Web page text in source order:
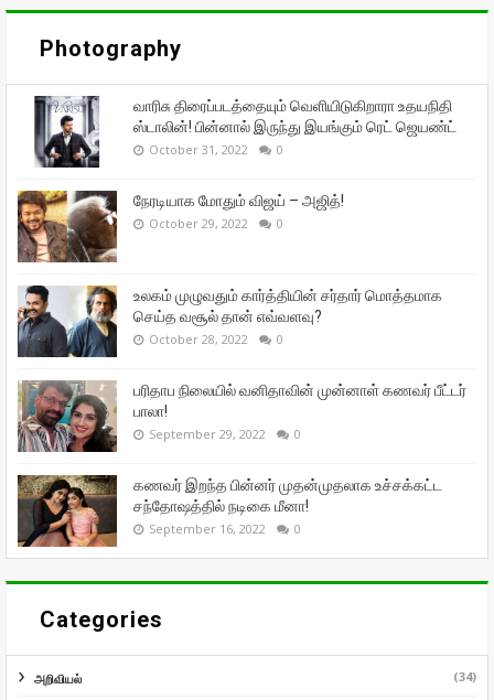
Photography
வாரிசு திரைப்படத்தையும் வெளியிடுகிறாரா உதயநிதி
ஸ்டாலின்! பின்னால் இருந்து இயங்கும் ரெட் ஜெயண்ட்
October 31, 2022 0
நேரடியாக மோதும் விஜய் – அஜித்!
October 29, 2022 0
உலகம் முழுவதும் கார்த்தியின் சர்தார் மொத்தமாக
செய்த வசூல் தான் எவ்வளவு?
October 28, 2022 0
பரிதாப நிலையில் வனிதாவின் முன்னாள் கணவர் பீட்டர்
பாலா!
September 29, 2022 0
கணவர் இறந்த பின்னர் முதன்முதலாக உச்சக்கட்ட
சந்தோஷத்தில் நடிகை மீனா!
September 16, 2022 0
Categories
அறிவியல் (34)